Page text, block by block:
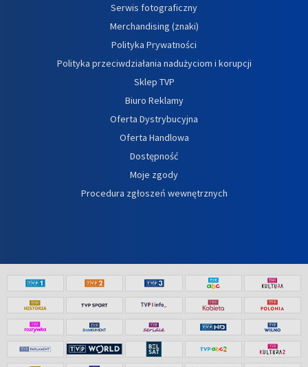
Serwis fotograficzny
Merchandising (znaki)
Polityka Prywatności
Polityka przeciwdziałania nadużyciom i korupcji
Sklep TVP
Biuro Reklamy
Oferta Dystrybucyjna
Oferta Handlowa
Dostępność
Moje zgody
Procedura zgłoszeń wewnętrznych